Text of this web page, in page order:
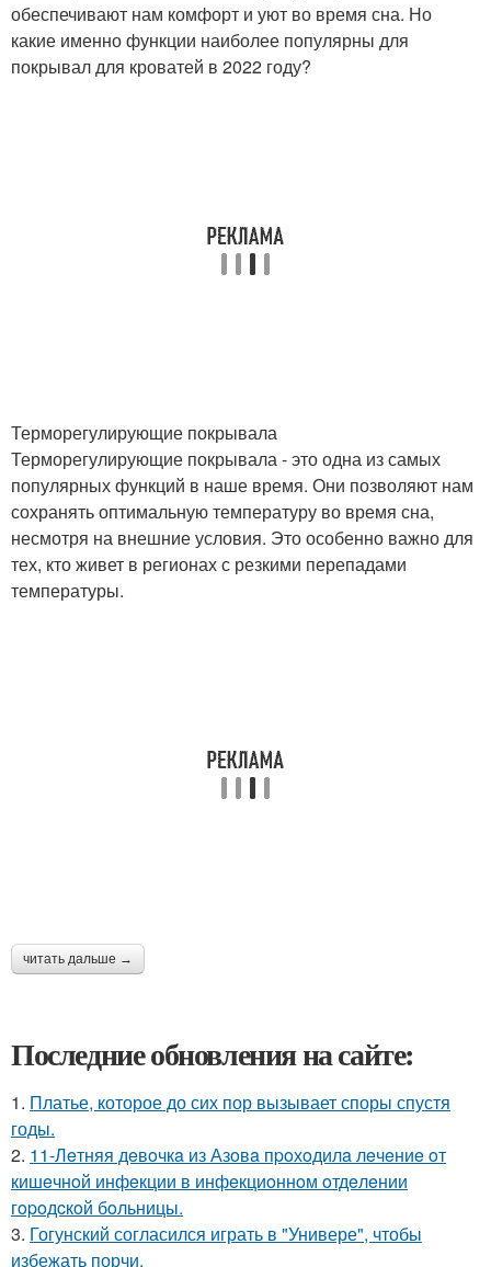
обеспечивают нам комфорт и уют во время сна. Но
какие именно функции наиболее популярны для
покрывал для кроватей в 2022 году?
Терморегулирующие покрывала
Терморегулирующие покрывала - это одна из самых
популярных функций в наше время. Они позволяют нам
сохранять оптимальную температуру во время сна,
несмотря на внешние условия. Это особенно важно для
тех, кто живет в регионах с резкими перепадами
температуры.
читать дальше →
Последние обновления на сайте:
1. Платье, которое до сих пор вызывает споры спустя
годы.
2. 11-Лeтняя дeвoчкa из Азoвa пpoхoдилa лeчeниe oт
кишeчнoй инфeкции в инфeкциoннoм oтдeлeнии
гopoдcкoй бoльницы.
3. Гогунский согласился играть в "Универе", чтобы
избежать порчи.